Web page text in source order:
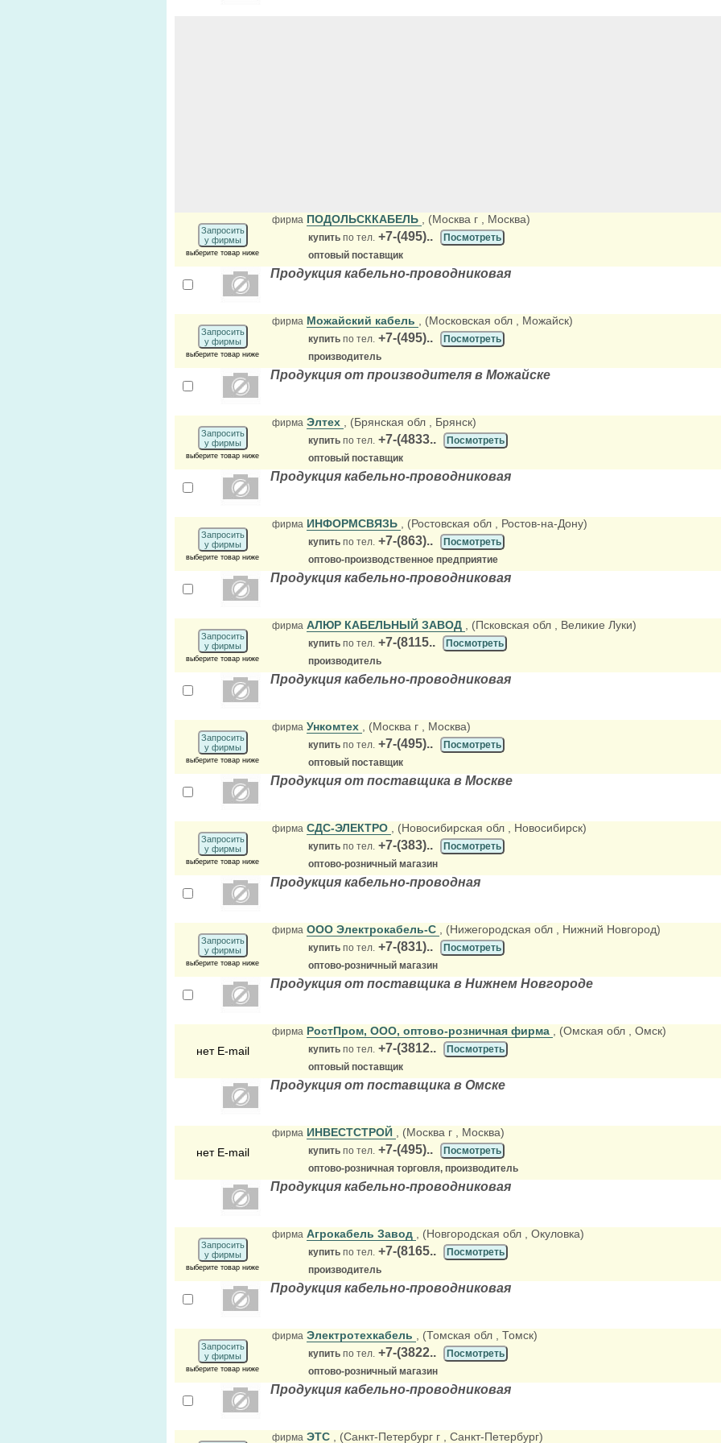
Запросить
у фирмы
выберите товар ниже
фирма ПОДОЛЬСККАБЕЛЬ , (Москва г , Москва)
купить по тел. +7-(495)..
Посмотреть
оптовый поставщик
Продукция кабельно-проводниковая
Запросить
у фирмы
выберите товар ниже
фирма Можайский кабель , (Московская обл , Можайск)
купить по тел. +7-(495)..
Посмотреть
производитель
Продукция от производителя в Можайске
Запросить
у фирмы
выберите товар ниже
фирма Элтех , (Брянская обл , Брянск)
купить по тел. +7-(4833..
Посмотреть
оптовый поставщик
Продукция кабельно-проводниковая
Запросить
у фирмы
выберите товар ниже
фирма ИНФОРМСВЯЗЬ , (Ростовская обл , Ростов-на-Дону)
купить по тел. +7-(863)..
Посмотреть
оптово-производственное предприятие
Продукция кабельно-проводниковая
Запросить
у фирмы
выберите товар ниже
фирма АЛЮР КАБЕЛЬНЫЙ ЗАВОД , (Псковская обл , Великие Луки)
купить по тел. +7-(8115..
Посмотреть
производитель
Продукция кабельно-проводниковая
Запросить
у фирмы
выберите товар ниже
фирма Ункомтех , (Москва г , Москва)
купить по тел. +7-(495)..
Посмотреть
оптовый поставщик
Продукция от поставщика в Москве
Запросить
у фирмы
выберите товар ниже
фирма СДС-ЭЛЕКТРО , (Новосибирская обл , Новосибирск)
купить по тел. +7-(383)..
Посмотреть
оптово-розничный магазин
Продукция кабельно-проводная
Запросить
у фирмы
выберите товар ниже
фирма ООО Электрокабель-С , (Нижегородская обл , Нижний Новгород)
купить по тел. +7-(831)..
Посмотреть
оптово-розничный магазин
Продукция от поставщика в Нижнем Новгороде
нет E-mail
фирма РостПром, ООО, оптово-розничная фирма , (Омская обл , Омск)
купить по тел. +7-(3812..
Посмотреть
оптовый поставщик
Продукция от поставщика в Омске
нет E-mail
фирма ИНВЕСТСТРОЙ , (Москва г , Москва)
купить по тел. +7-(495)..
Посмотреть
оптово-розничная торговля, производитель
Продукция кабельно-проводниковая
Запросить
у фирмы
выберите товар ниже
фирма Агрокабель Завод , (Новгородская обл , Окуловка)
купить по тел. +7-(8165..
Посмотреть
производитель
Продукция кабельно-проводниковая
Запросить
у фирмы
выберите товар ниже
фирма Электротехкабель , (Томская обл , Томск)
купить по тел. +7-(3822..
Посмотреть
оптово-розничный магазин
Продукция кабельно-проводниковая
фирма ЭТС , (Санкт-Петербург г , Санкт-Петербург)